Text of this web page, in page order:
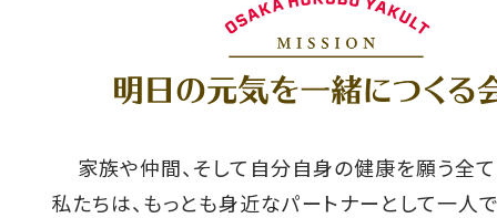
家族や仲間、そして自分自身の健康を願う全
私たちは、もっとも身近なパートナーとして一人